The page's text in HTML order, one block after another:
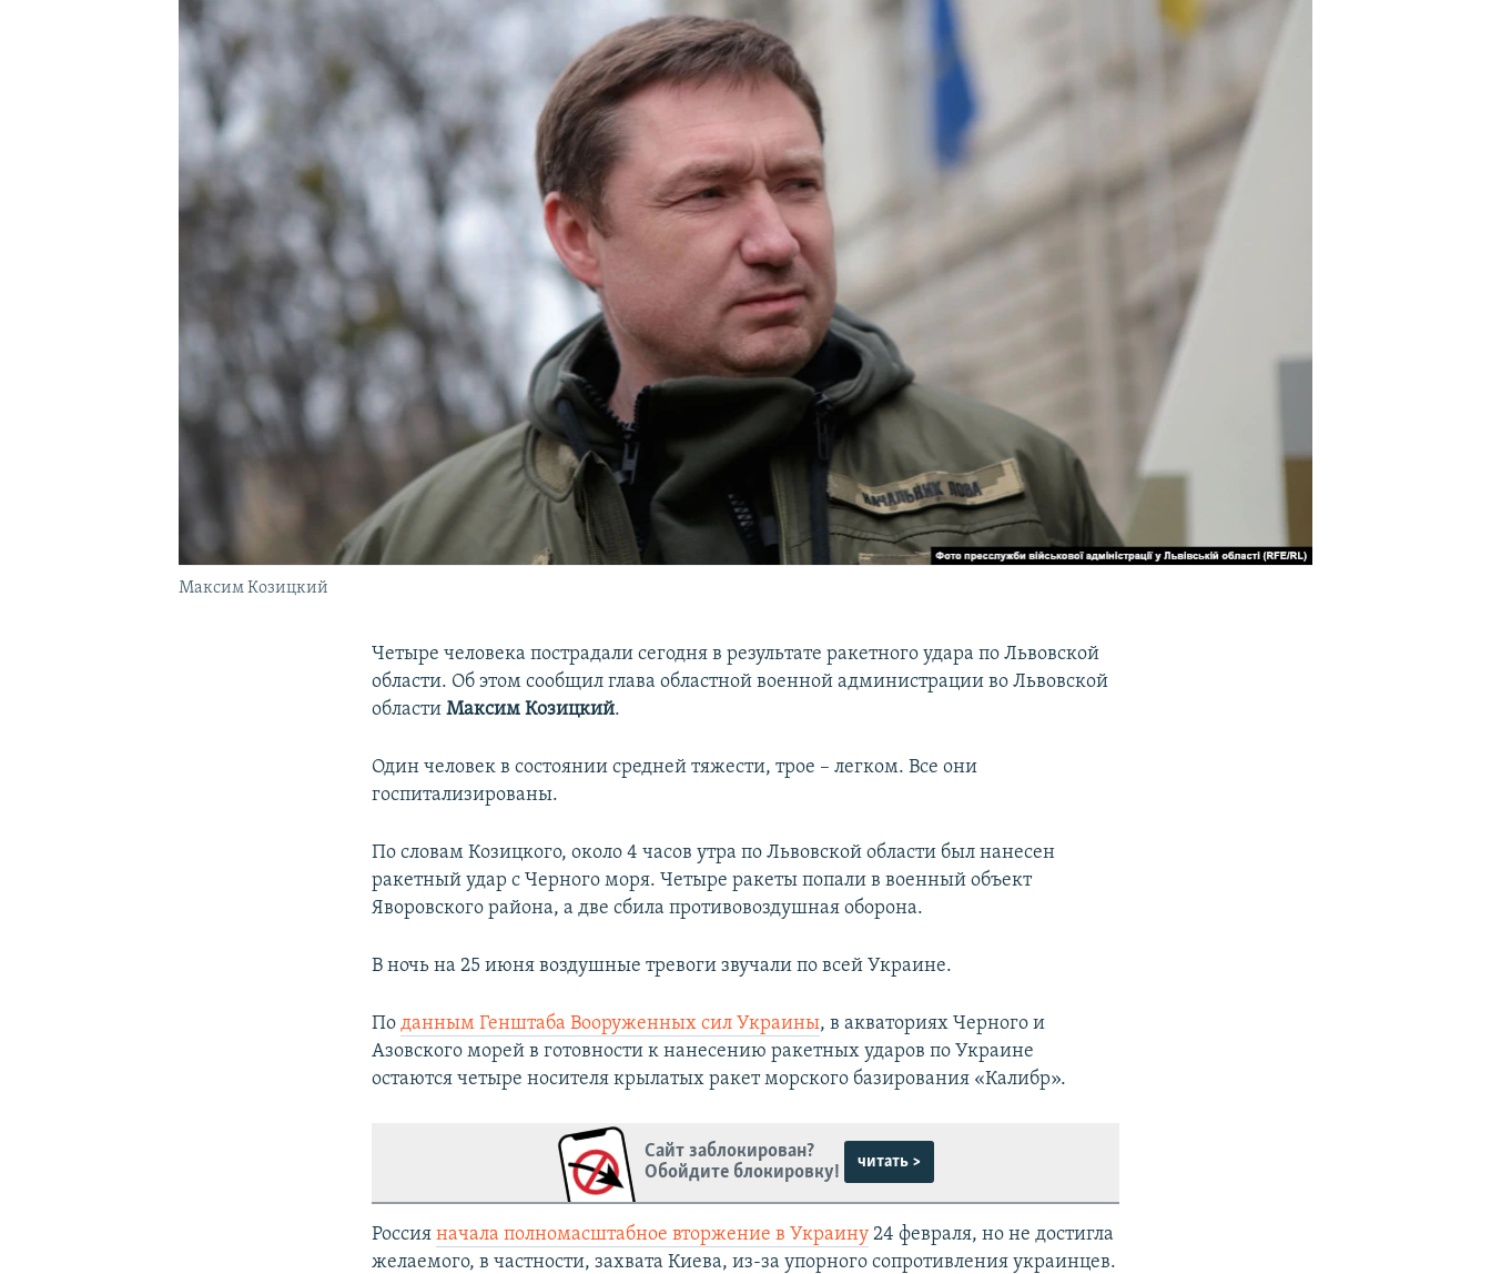
КРЫМ.НЕПОКОРЕННЫЙ
УКРАИНСКАЯ ПРОБЛЕМА КРЫМА
Максим Козицкий
Четыре человека пострадали сегодня в результате ракетного удара по Львовской
области. Об этом сообщил глава областной военной администрации во Львовской
областиМаксим Козицкий.
Один человек в состоянии средней тяжести, трое – легком. Все они
госпитализированы.
По словам Козицкого, около 4 часов утра по Львовской области был нанесен
ракетный удар с Черного моря. Четыре ракеты попали в военный объект
Яворовского района, а две сбила противовоздушная оборона.
В ночь на 25 июня воздушные тревоги звучали по всей Украине.
Поданным Генштаба Вооруженных сил Украины, в акваториях Черного и
Азовского морей в готовности к нанесению ракетных ударов по Украине
остаются четыре носителя крылатых ракет морского базирования «Калибр».
Сайт заблокирован?
Обойдите блокировку!
читать >
Россияначала полномасштабное вторжение в Украину 24 февраля, но не достигла
желаемого, в частности, захвата Киева, из-за упорного сопротивления украинцев.